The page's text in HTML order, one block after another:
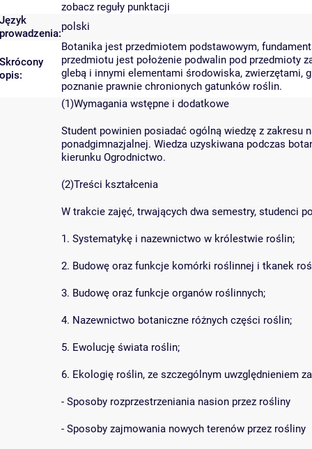
zobacz reguły punktacji
Język
prowadzenia:
polski
Skrócony
opis:
Botanika jest przedmiotem podstawowym,
przedmiotu jest położenie podwalin pod przedmioty
glebą i innymi elementami środowiska, zwierzętami,
poznanie prawnie chronionych gatunków roślin.
(1)Wymagania wstępne i dodatkowe
Student powinien posiadać ogólną wiedzę z zakresu
ponadgimnazjalnej. Wiedza uzyskiwana podczas
kierunku Ogrodnictwo.
(2)Treści kształcenia
W trakcie zajęć, trwających dwa semestry, studenci
1. Systematykę i nazewnictwo w królestwie roślin;
2. Budowę oraz funkcje komórki roślinnej i tkanek
3. Budowę oraz funkcje organów roślinnych;
4. Nazewnictwo botaniczne różnych części roślin;
5. Ewolucję świata roślin;
6. Ekologię roślin, ze szczególnym uwzględnieniem
- Sposoby rozprzestrzeniania nasion przez rośliny
- Sposoby zajmowania nowych terenów przez rośliny